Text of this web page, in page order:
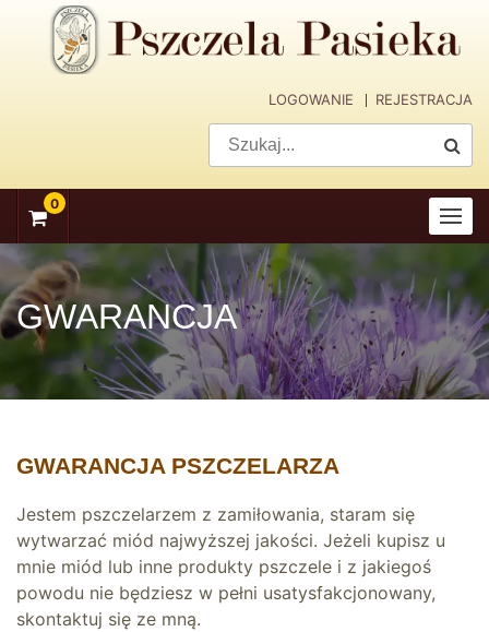
navigation
LOGOWANIE REJESTRACJA
0
GWARANCJA
GWARANCJA PSZCZELARZA
Jestem pszczelarzem z zamiłowania, staram się
wytwarzać miód najwyższej jakości. Jeżeli kupisz u
mnie miód lub inne produkty pszczele i z jakiegoś
powodu nie będziesz w pełni usatysfakcjonowany,
skontaktuj się ze mną.